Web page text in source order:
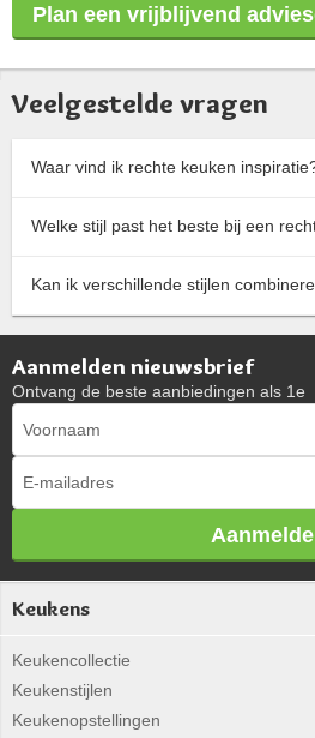
Plan een vrijblijvend
Veelgestelde vragen
Waar vind ik rechte keuken
Welke stijl past het beste bij een
Kan ik verschillende stijlen
Aanmelden nieuwsbrief
Ontvang de beste aanbiedingen als 1e
Keukens
Keukencollectie
Keukenstijlen
Keukenopstellingen